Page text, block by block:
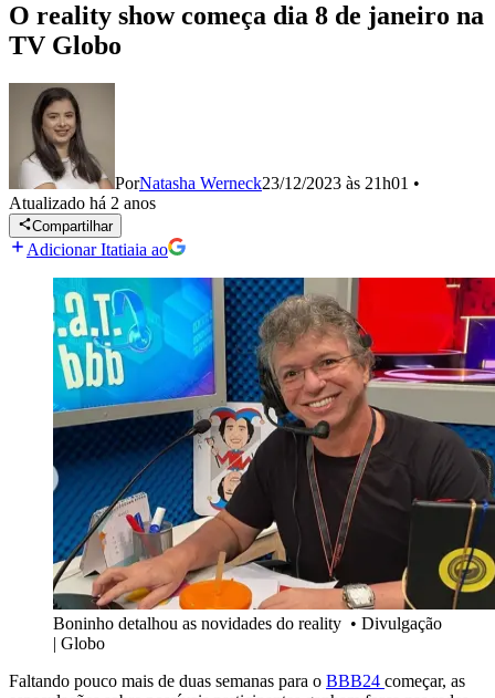
O reality show começa dia 8 de janeiro na
TV Globo
PorNatasha Werneck23/12/2023 às 21h01 •
Atualizado há 2 anos
Compartilhar
Adicionar Itatiaia ao
Boninho detalhou as novidades do reality • Divulgação
| Globo
Faltando pouco mais de duas semanas para o BBB24 começar, as